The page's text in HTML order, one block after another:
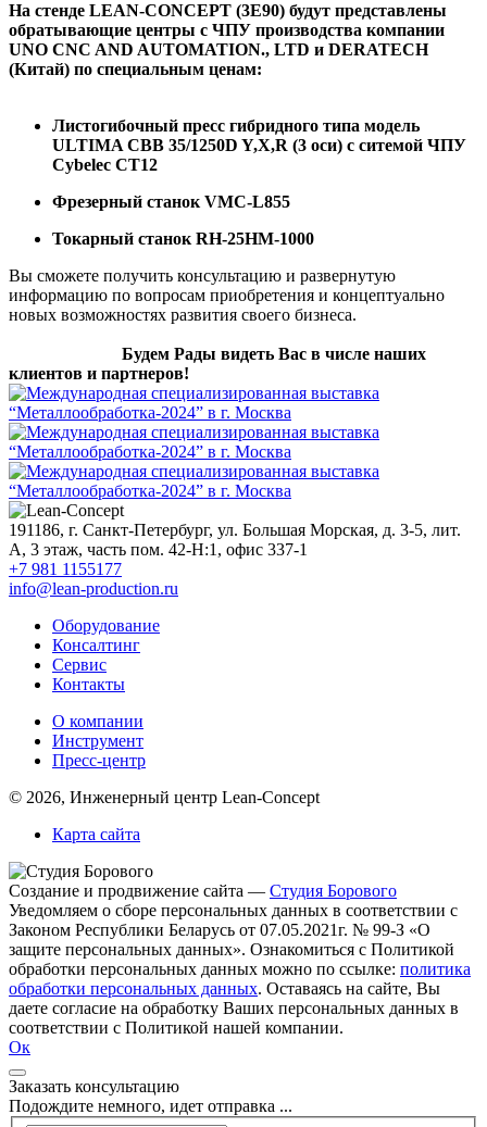
На стенде LEAN-CONCEPT (3E90) будут представлены
обратывающие центры с ЧПУ производства компании
UNO CNC AND AUTOMATION., LTD и DERATECH
(Китай) по специальным ценам:
Листогибочный пресс гибридного типа модель
ULTIMA CBB 35/1250D Y,X,R (3 оси) с ситемой ЧПУ
Сybelec CT12
Фрезерный станок VMC-L855
Токарный станок RH-25HM-1000
Вы сможете получить консультацию и развернутую
информацию по вопросам приобретения и концептуально
новых возможностях развития своего бизнеса.
Будем Рады видеть Вас в числе наших
клиентов и партнеров!
191186, г. Санкт-Петербург, ул. Большая Морская, д. 3-5, лит.
А, 3 этаж, часть пом. 42-Н:1, офис 337-1
+7 981 1155177
info@lean-production.ru
Оборудование
Консалтинг
Сервис
Контакты
O компании
Инструмент
Пресс-центр
© 2026, Инженерный центр Lean-Concept
Карта сайта
Создание и продвижение сайта — Студия Борового
Уведомляем о сборе персональных данных в соответствии с
Законом Республики Беларусь от 07.05.2021г. № 99-З «О
защите персональных данных». Ознакомиться с Политикой
обработки персональных данных можно по ссылке: политика
обработки персональных данных. Оставаясь на сайте, Вы
даете согласие на обработку Ваших персональных данных в
соответствии с Политикой нашей компании.
Ок
Заказать консультацию
Подождите немного, идет отправка ...